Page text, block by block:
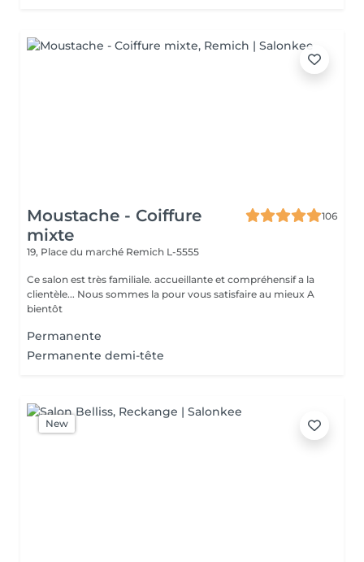
Moustache - Coiffure
mixte
106
19, Place du marché Remich L-5555
Ce salon est très familiale. accueillante et compréhensif a la
clientèle... Nous sommes la pour vous satisfaire au mieux A
bientôt
Permanente
Permanente demi-tête
New